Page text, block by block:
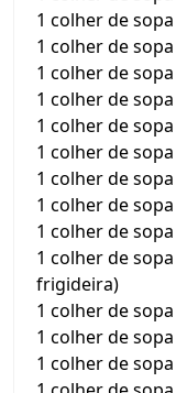
1 colher de
1 colher de
1 colher de
1 colher de
1 colher de
1 colher de
1 colher de
1 colher de
1 colher de
1 colher de
frigideira)
1 colher de
1 colher de
1 colher de